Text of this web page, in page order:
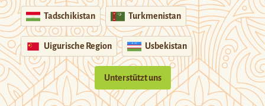
Tadschikistan Turkmenistan
Uigurische Region Usbekistan
Unterstützt uns